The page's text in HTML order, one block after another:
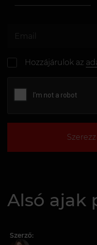
Hozzájárulok az
Alsó ajak
Szerző: